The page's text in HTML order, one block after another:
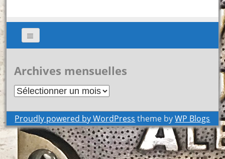
Archives mensuelles
Archives
Proudly powered by WordPress theme byWP Blogs